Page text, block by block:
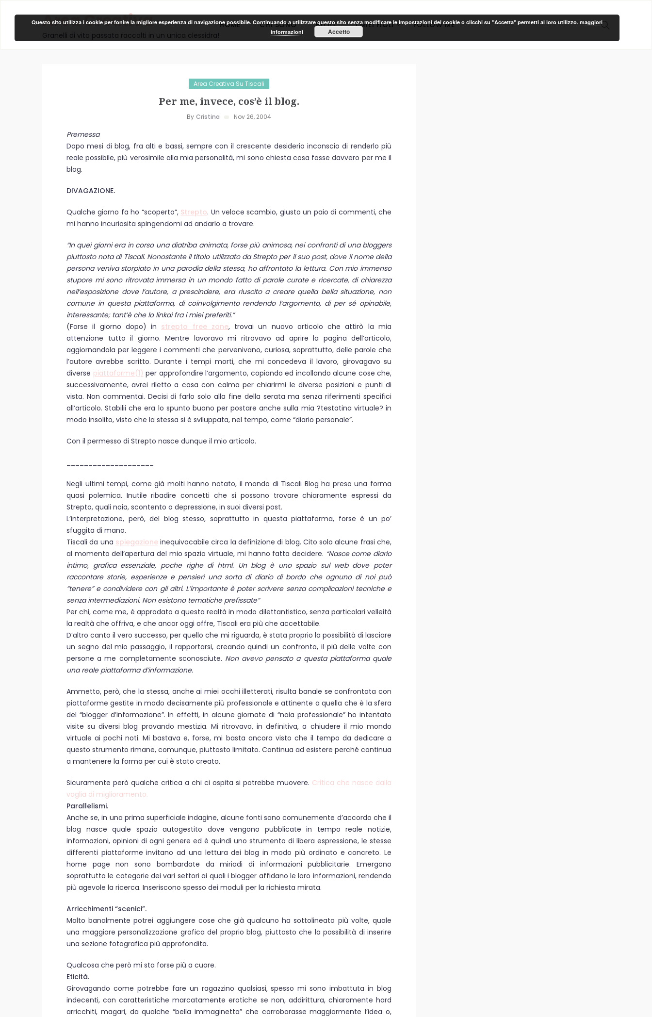
Area Creativa
Granelli di vita passata raccolti in un unica clessidra!
HOME CHI SONO BLOG I MIEI FIGLI FOLLOW ME
Area Creativa Su Tiscali
Per me, invece, cos’è il blog.
By Cristina Nov 26, 2004
Premessa
Dopo mesi di blog, fra alti e bassi, sempre con il crescente desiderio inconscio di renderlo più
reale possibile, più verosimile alla mia personalità, mi sono chiesta cosa fosse davvero per me il
blog.
DIVAGAZIONE.
Qualche giorno fa ho “scoperto”, Strepto. Un veloce scambio, giusto un paio di commenti, che
mi hanno incuriosita spingendomi ad andarlo a trovare.
“In quei giorni era in corso una diatriba animata, forse più animosa, nei confronti di una bloggers
piuttosto nota di Tiscali. Nonostante il titolo utilizzato da Strepto per il suo post, dove il nome della
persona veniva storpiato in una parodia della stessa, ho affrontato la lettura. Con mio immenso
stupore mi sono ritrovata immersa in un mondo fatto di parole curate e ricercate, di chiarezza
nell’esposizione dove l’autore, a prescindere, era riuscito a creare quella bella situazione, non
comune in questa piattaforma, di coinvolgimento rendendo l’argomento, di per sé opinabile,
interessante; tant’è che lo linkai fra i miei preferiti.”
(Forse il giorno dopo) in strepto free zone, trovai un nuovo articolo che attirò la mia
attenzione tutto il giorno. Mentre lavoravo mi ritrovavo ad aprire la pagina dell’articolo,
aggiornandola per leggere i commenti che pervenivano, curiosa, soprattutto, delle parole che
l’autore avrebbe scritto. Durante i tempi morti, che mi concedeva il lavoro, girovagavo su
diverse piattaforme(1) per approfondire l’argomento, copiando ed incollando alcune cose che,
successivamente, avrei riletto a casa con calma per chiarirmi le diverse posizioni e punti di
vista. Non commentai. Decisi di farlo solo alla fine della serata ma senza riferimenti specifici
all’articolo. Stabilii che era lo spunto buono per postare anche sulla mia ?testatina virtuale? in
modo insolito, visto che la stessa si è sviluppata, nel tempo, come “diario personale”.
Con il permesso di Strepto nasce dunque il mio articolo.
Negli ultimi tempi, come già molti hanno notato, il mondo di Tiscali Blog ha preso una forma
quasi polemica. Inutile ribadire concetti che si possono trovare chiaramente espressi da
Strepto, quali noia, scontento o depressione, in suoi diversi post.
L’interpretazione, però, del blog stesso, soprattutto in questa piattaforma, forse è un po’
sfuggita di mano.
Tiscali da una spiegazioneinequivocabile circa la definizione di blog. Cito solo alcune frasi che,
al momento dell’apertura del mio spazio virtuale, mi hanno fatta decidere. “Nasce come diario
intimo, grafica essenziale, poche righe di html. Un blog è uno spazio sul web dove poter
raccontare storie, esperienze e pensieri una sorta di diario di bordo che ognuno di noi può
“tenere” e condividere con gli altri. L’importante è poter scrivere senza complicazioni tecniche e
senza intermediazioni. Non esistono tematiche prefissate”
Per chi, come me, è approdato a questa realtà in modo dilettantistico, senza particolari velleità
la realtà che offriva, e che ancor oggi offre, Tiscali era più che accettabile.
D’altro canto il vero successo, per quello che mi riguarda, è stata proprio la possibilità di lasciare
un segno del mio passaggio, il rapportarsi, creando quindi un confronto, il più delle volte con
persone a me completamente sconosciute. Non avevo pensato a questa piattaforma quale
una reale piattaforma d’informazione.
Ammetto, però, che la stessa, anche ai miei occhi illetterati, risulta banale se confrontata con
piattaforme gestite in modo decisamente più professionale e attinente a quella che è la sfera
del “blogger d’informazione”. In effetti, in alcune giornate di “noia professionale” ho intentato
visite su diversi blog provando mestizia. Mi ritrovavo, in definitiva, a chiudere il mio mondo
virtuale ai pochi noti. Mi bastava e, forse, mi basta ancora visto che il tempo da dedicare a
questo strumento rimane, comunque, piuttosto limitato. Continua ad esistere perché continua
a mantenere la forma per cui è stato creato.
Sicuramente però qualche critica a chi ci ospita si potrebbe muovere. Critica che nasce dalla
voglia di miglioramento.
Parallelismi.
Anche se, in una prima superficiale indagine, alcune fonti sono comunemente d’accordo che il
blog nasce quale spazio autogestito dove vengono pubblicate in tempo reale notizie,
informazioni, opinioni di ogni genere ed è quindi uno strumento di libera espressione, le stesse
differenti piattaforme invitano ad una lettura dei blog in modo più ordinato e concreto. Le
home page non sono bombardate da miriadi di informazioni pubblicitarie. Emergono
soprattutto le categorie dei vari settori ai quali i blogger affidano le loro informazioni, rendendo
più agevole la ricerca. Inseriscono spesso dei moduli per la richiesta mirata.
Arricchimenti “scenici”.
Molto banalmente potrei aggiungere cose che già qualcuno ha sottolineato più volte, quale
una maggiore personalizzazione grafica del proprio blog, piuttosto che la possibilità di inserire
una sezione fotografica più approfondita.
Qualcosa che però mi sta forse più a cuore.
Eticità.
Girovagando come potrebbe fare un ragazzino qualsiasi, spesso mi sono imbattuta in blog
indecenti, con caratteristiche marcatamente erotiche se non, addirittura, chiaramente hard
arricchiti, magari, da qualche “bella immaginetta” che corroborasse maggiormente l’idea o,
Questo sito utilizza i cookie per fonire la migliore esperienza di navigazione possibile. Continuando a utilizzare questo sito senza modificare le impostazioni dei cookie o clicchi su "Accetta" permetti al loro utilizzo. maggiori
informazioni
Accetto